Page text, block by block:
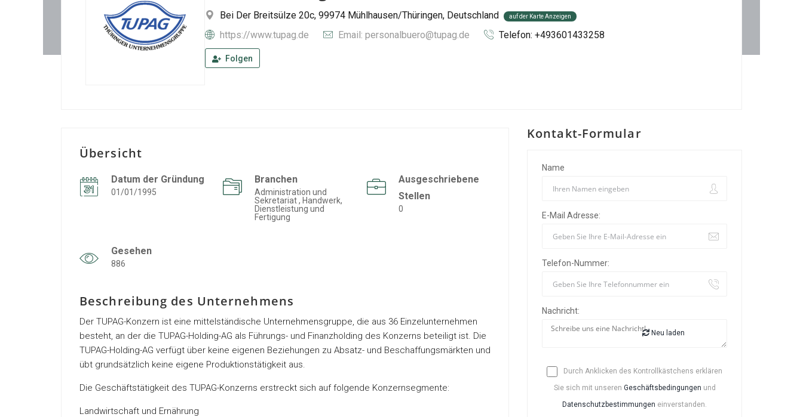
Bei Der Breitsülze 20c, 99974 Mühlhausen/Thüringen, Deutschland auf der Karte Anzeigen
https://www.tupag.de Email: personalbuero@tupag.de Telefon: +493601433258
Folgen
Übersicht
Datum der Gründung
01/01/1995
Branchen
Administration und
Sekretariat , Handwerk,
Dienstleistung und
Fertigung
Ausgeschriebene
Stellen
0
Gesehen
886
Beschreibung des Unternehmens
Der TUPAG-Konzern ist eine mittelständische Unternehmensgruppe, die aus 36 Einzelunternehmen
besteht, an der die TUPAG-Holding-AG als Führungs- und Finanzholding des Konzerns beteiligt ist. Die
TUPAG-Holding-AG verfügt über keine eigenen Beziehungen zu Absatz- und Beschaffungsmärkten und
übt grundsätzlich keine eigene Produktionstätigkeit aus.
Die Geschäftstätigkeit des TUPAG-Konzerns erstreckt sich auf folgende Konzernsegmente:
Landwirtschaft und Ernährung
Kontakt-Formular
Name
E-Mail Adresse:
Telefon-Nummer:
Nachricht:
Neu laden
Durch Anklicken des Kontrollkästchens erklären
Sie sich mit unseren Geschäftsbedingungen und
Datenschutzbestimmungen einverstanden.